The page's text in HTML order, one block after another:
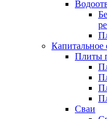
Капитальное
Плиты
Сваи